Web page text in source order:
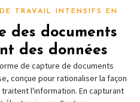
TRAVAIL INTENSIFS EN
des documents
des données
de capture de documents
conçue pour rationaliser la façon
l'information. En capturant